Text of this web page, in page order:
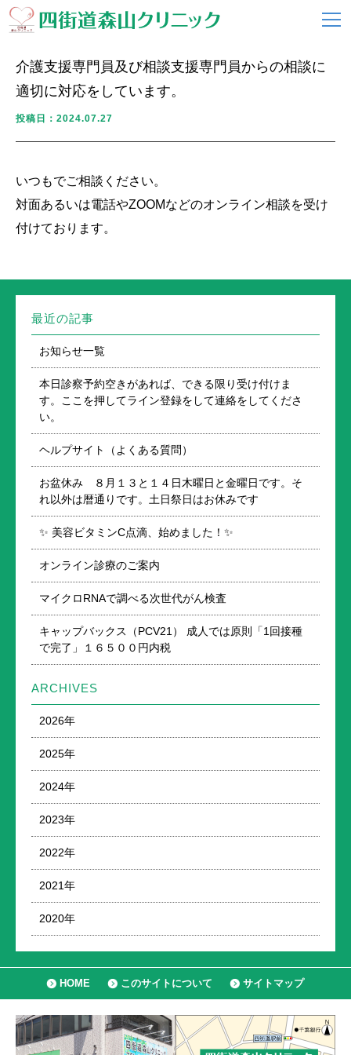
介護支援専門員及び相談支援専門員からの相談に
適切に対応をしています。
投稿日：2024.07.27
いつもでご相談ください。
対面あるいは電話やZOOMなどのオンライン相談を受け
付けております。
最近の記事
お知らせ一覧
本日診察予約空きがあれば、できる限り受け付けま
す。ここを押してライン登録をして連絡をしてくださ
い。
ヘルプサイト（よくある質問）
お盆休み ８月１３と１４日木曜日と金曜日です。そ
れ以外は暦通りです。土日祭日はお休みです
✨ 美容ビタミンC点滴、始めました！✨
オンライン診療のご案内
マイクロRNAで調べる次世代がん検査
キャップバックス（PCV21） 成人では原則「1回接種
で完了」１６５００円内税
ARCHIVES
2026年
2025年
2024年
2023年
2022年
2021年
2020年
HOME このサイトについて サイトマップ